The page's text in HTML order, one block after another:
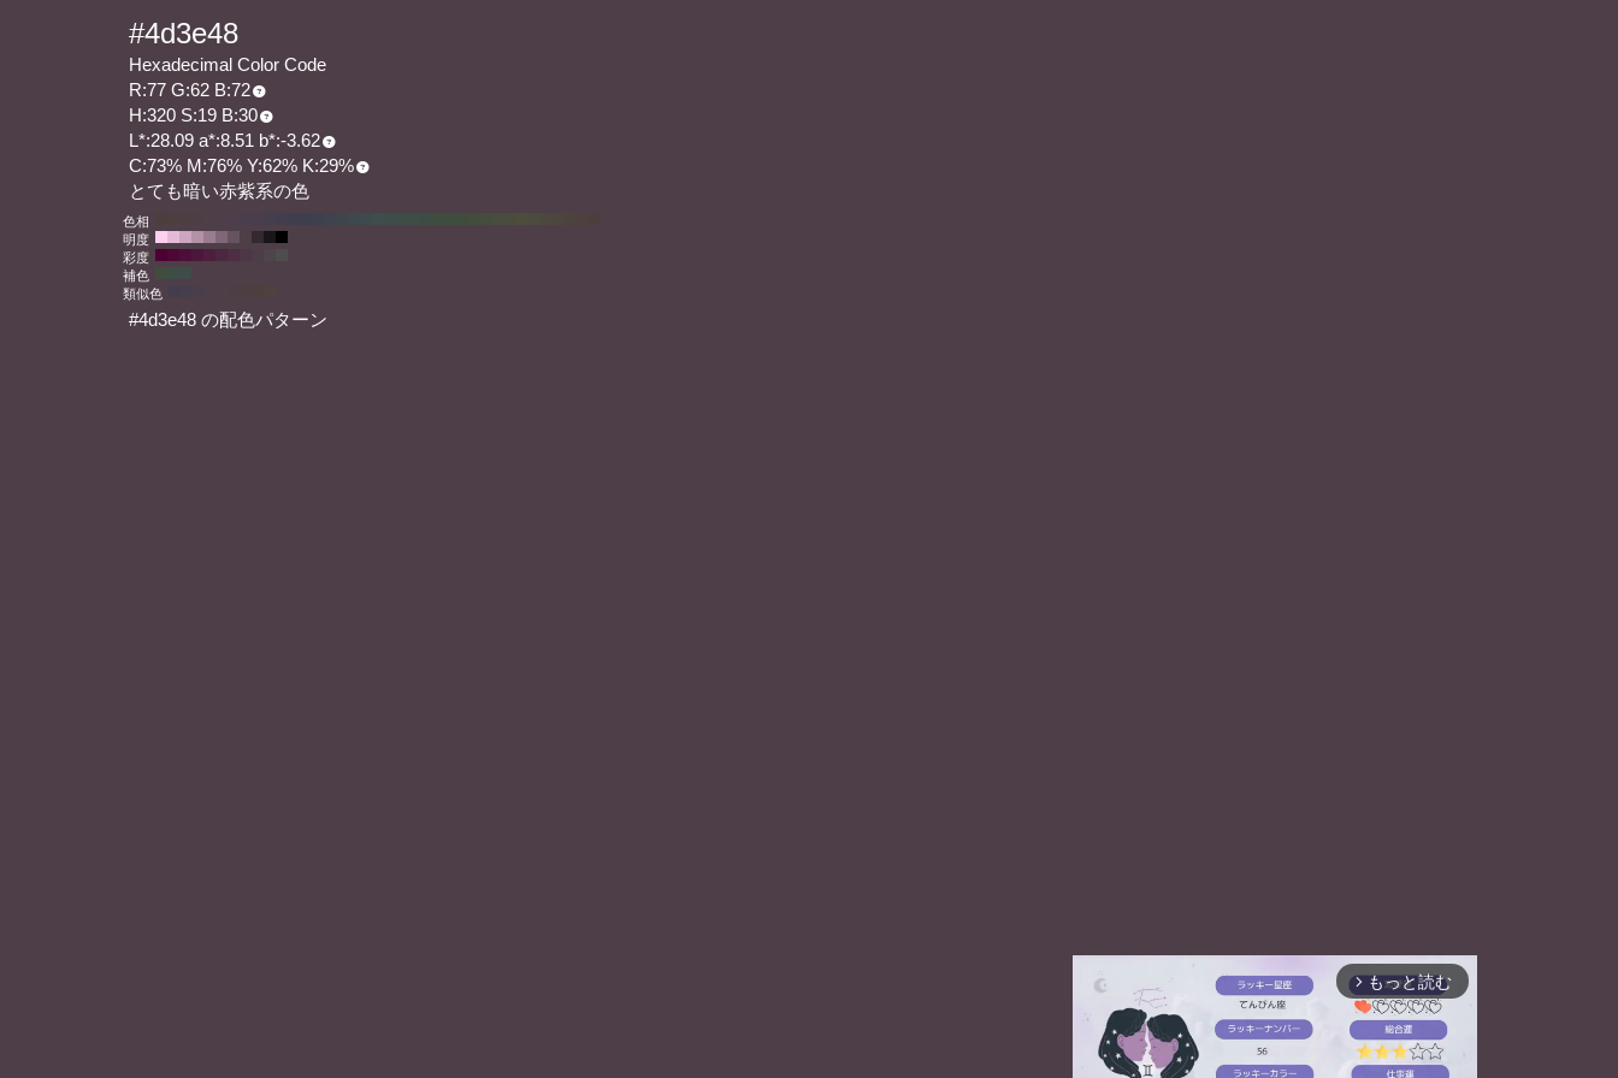
#4d3e48
Hexadecimal Color Code
R:77 G:62 B:72
H:320 S:19 B:30
L*:28.09 a*:8.51 b*:-3.62
C:73% M:76% Y:62% K:29%
とても暗い赤紫系の色
色相
明度
彩度
補色
類似色
#4d3e48 の配色パターン
arrow_forward_ios もっと読む